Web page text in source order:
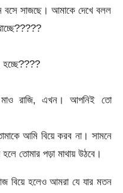
বসে সাজছে। আমাকে দেখে বলল
রাজি, এখন। আপনিই তো
আমি বিয়ে করব না। সামনে
তোমার পড়া মাথায় উঠবে।
হলেও আমরা যে যার মতন